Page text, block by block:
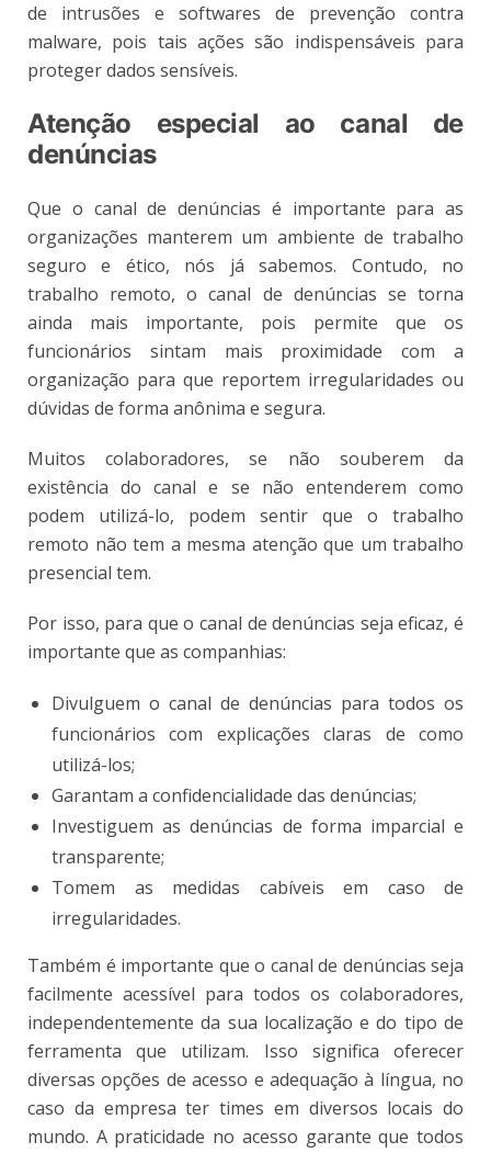
de intrusões e softwares de prevenção contra
malware, pois tais ações são indispensáveis para
proteger dados sensíveis.
Atenção especial ao canal de
denúncias
Que o canal de denúncias é importante para as
organizações manterem um ambiente de trabalho
seguro e ético, nós já sabemos. Contudo, no
trabalho remoto, o canal de denúncias se torna
ainda mais importante, pois permite que os
funcionários sintam mais proximidade com a
organização para que reportem irregularidades ou
dúvidas de forma anônima e segura.
Muitos colaboradores, se não souberem da
existência do canal e se não entenderem como
podem utilizá-lo, podem sentir que o trabalho
remoto não tem a mesma atenção que um trabalho
presencial tem.
Por isso, para que o canal de denúncias seja eficaz, é
importante que as companhias:
Divulguem o canal de denúncias para todos os
funcionários com explicações claras de como
utilizá-los;
Garantam a confidencialidade das denúncias;
Investiguem as denúncias de forma imparcial e
transparente;
Tomem as medidas cabíveis em caso de
irregularidades.
Também é importante que o canal de denúncias seja
facilmente acessível para todos os colaboradores,
independentemente da sua localização e do tipo de
ferramenta que utilizam. Isso significa oferecer
diversas opções de acesso e adequação à língua, no
caso da empresa ter times em diversos locais do
mundo. A praticidade no acesso garante que todos